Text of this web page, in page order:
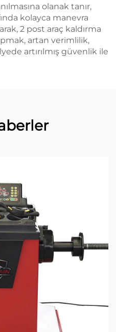
olanak tanır,
kolayca manevra
2 post araç kaldırma
artan verimlilik,
artırılmış güvenlik ile